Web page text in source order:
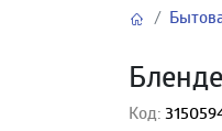
Код: